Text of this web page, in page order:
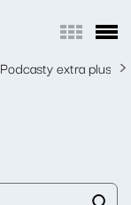
Podcasty extra plus